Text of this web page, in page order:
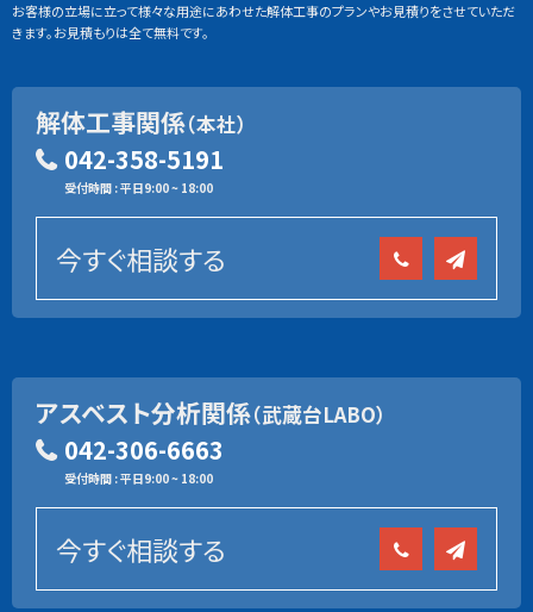
お客様の立場に立って様々な用途にあわせた解体工事のプランやお見積りをさせていただ
きます。お見積もりは全て無料です。
解体工事関係（本社）
042-358-5191
受付時間 : 平日9:00 ~ 18:00
今すぐ相談する
アスベスト分析関係（武蔵台LABO）
042-306-6663
受付時間 : 平日9:00 ~ 18:00
今すぐ相談する